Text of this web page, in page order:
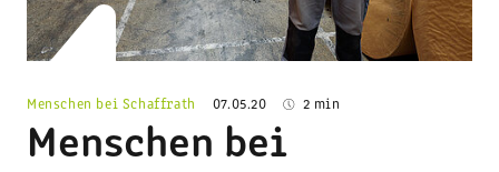
Menschen bei Schaffrath 07.05.20 2 min
Menschen bei